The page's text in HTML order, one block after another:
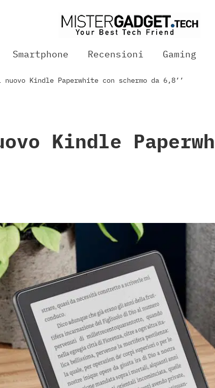
Smartphone Recensioni Gaming
Kindle Paperwhite con schermo da 6,8’’
Kindle